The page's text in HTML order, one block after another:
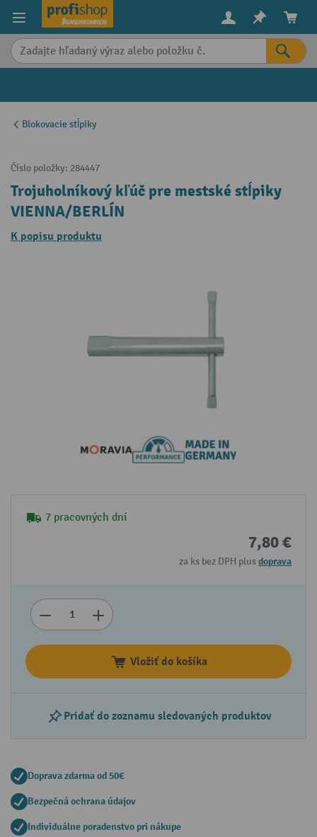
content
Blokovacie stĺpiky
Číslo položky: 284447
Trojuholníkový kľúč pre mestské stĺpiky
VIENNA/BERLÍN
K popisu produktu
7 pracovných dní
7,80 €
za ks bez DPH plusdoprava
Vložiť do košíka
Pridať do zoznamu sledovaných produktov
Doprava zdarma od 50€
Bezpečná ochrana údajov
Individuálne poradenstvo pri nákupe